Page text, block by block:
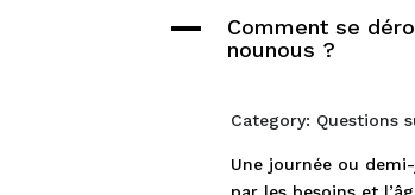
A
Comment se
nounous ?
Category: Questions
Une journée ou